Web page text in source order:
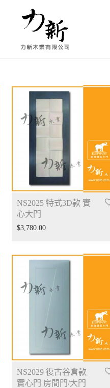
NS2025 特式3D款 實
心大門
$3,780.00
NS2029 復古谷倉款
實心門 房間門/大門